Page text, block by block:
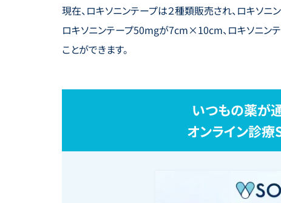
現在、ロキソニンテープは２種類販売され、ロキソ
ロキソニンテープ50mgが7cm×10cm、ロキソニ
ことができます。
いつもの薬が
オンライン診療